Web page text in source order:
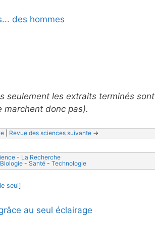
des hommes
seulement les extraits terminés sont
donc pas).
Revue des sciences suivante ->
- La Recherche
Biologie - Santé - Technologie
seul]